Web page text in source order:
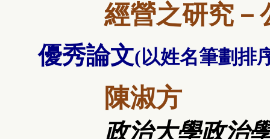
經營之研究－
優秀論文(以姓名筆劃排
陳淑方
政治大學政治